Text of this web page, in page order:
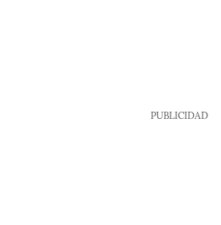
PUBLICIDAD